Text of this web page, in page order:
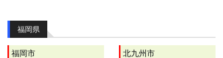
福岡県
福岡市 北九州市